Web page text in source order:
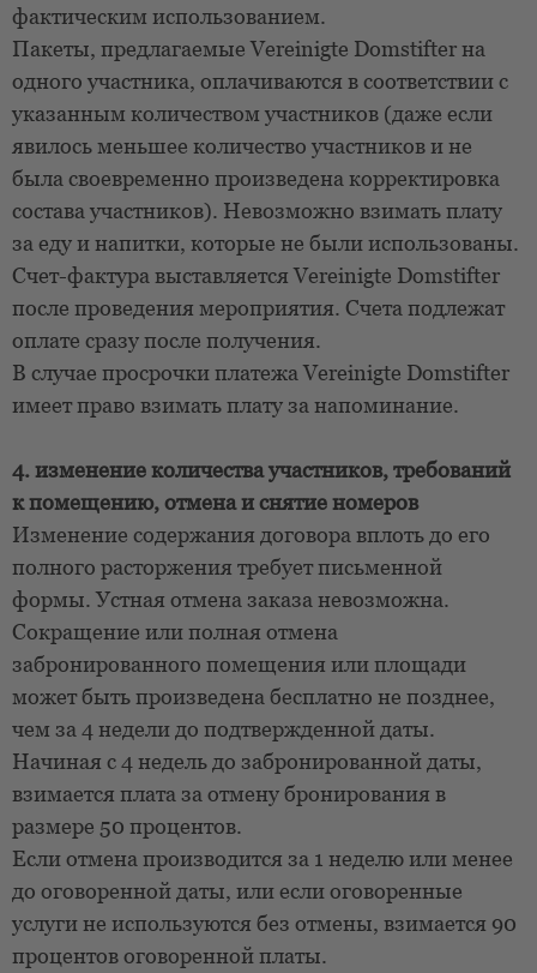
фактическим использованием.
Пакеты, предлагаемые Vereinigte Domstifter на
одного участника, оплачиваются в соответствии с
указанным количеством участников (даже если
явилось меньшее количество участников и не
была своевременно произведена корректировка
состава участников). Невозможно взимать плату
за еду и напитки, которые не были использованы.
Счет-фактура выставляется Vereinigte Domstifter
после проведения мероприятия. Счета подлежат
оплате сразу после получения.
В случае просрочки платежа Vereinigte Domstifter
имеет право взимать плату за напоминание.
4. изменение количества участников, требований
к помещению, отмена и снятие номеров
Изменение содержания договора вплоть до его
полного расторжения требует письменной
формы. Устная отмена заказа невозможна.
Сокращение или полная отмена
забронированного помещения или площади
может быть произведена бесплатно не позднее,
чем за 4 недели до подтвержденной даты.
Начиная с 4 недель до забронированной даты,
взимается плата за отмену бронирования в
размере 50 процентов.
Если отмена производится за 1 неделю или менее
до оговоренной даты, или если оговоренные
услуги не используются без отмены, взимается 90
процентов оговоренной платы.